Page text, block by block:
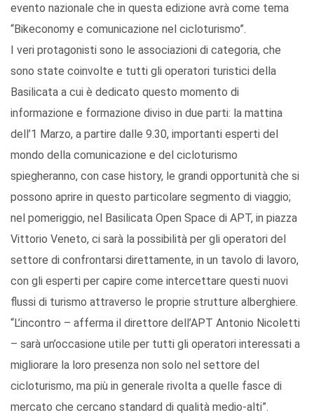
evento nazionale che in questa edizione avrà come tema
“Bikeconomy e comunicazione nel cicloturismo”.
I veri protagonisti sono le associazioni di categoria, che
sono state coinvolte e tutti gli operatori turistici della
Basilicata a cui è dedicato questo momento di
informazione e formazione diviso in due parti: la mattina
dell’1 Marzo, a partire dalle 9.30, importanti esperti del
mondo della comunicazione e del cicloturismo
spiegheranno, con case history, le grandi opportunità che si
possono aprire in questo particolare segmento di viaggio;
nel pomeriggio, nel Basilicata Open Space di APT, in piazza
Vittorio Veneto, ci sarà la possibilità per gli operatori del
settore di confrontarsi direttamente, in un tavolo di lavoro,
con gli esperti per capire come intercettare questi nuovi
flussi di turismo attraverso le proprie strutture alberghiere.
“L’incontro – afferma il direttore dell’APT Antonio Nicoletti
– sarà un’occasione utile per tutti gli operatori interessati a
migliorare la loro presenza non solo nel settore del
cicloturismo, ma più in generale rivolta a quelle fasce di
mercato che cercano standard di qualità medio-alti”.